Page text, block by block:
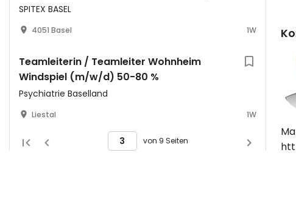
(a)
SPITEX BASEL
4051 Basel 1W
Teamleiterin / Teamleiter Wohnheim
Windspiel (m/w/d) 50-80 %
Psychiatrie Baselland
Liestal 1W
von 9 Seiten